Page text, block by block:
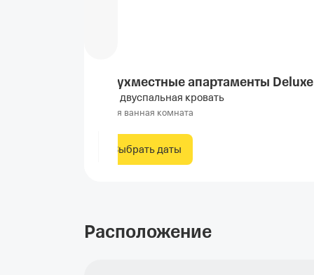
Двухместные апартаменты Deluxe
1 двуспальная кровать
Своя ванная комната
Выбрать даты
Расположение